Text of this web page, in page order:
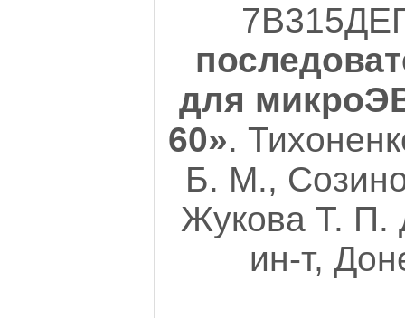
для
60».
Б. М.,
Жукова Т. П.
ин-т,